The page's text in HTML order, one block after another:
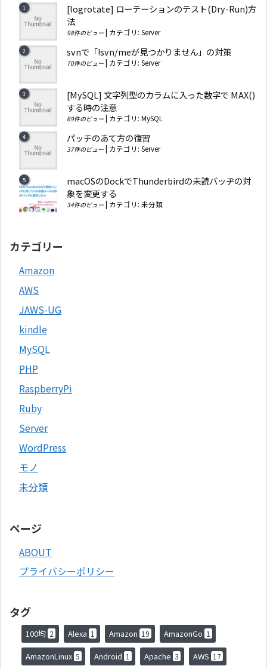
[logrotate] ローテーションのテスト(Dry-Run)方
法
98件のビュー カテゴリ: Server
svnで「!svn/meが見つかりません」の対策
70件のビュー カテゴリ: Server
[MySQL] 文字列型のカラムに入った数字で MAX()
する時の注意
69件のビュー カテゴリ: MySQL
パッチのあて方の復習
37件のビュー カテゴリ: Server
macOSのDockでThunderbirdの未読バッヂの対
象を変更する
34件のビュー カテゴリ: 未分類
カテゴリー
Amazon
AWS
JAWS-UG
kindle
MySQL
PHP
RaspberryPi
Ruby
Server
WordPress
モノ
未分類
ページ
ABOUT
プライバシーポリシー
タグ
100均 2 Alexa 1 Amazon 19 AmazonGo 1
AmazonLinux 5 Android 1 Apache 3 AWS 17